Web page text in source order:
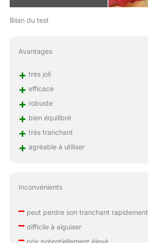
Bilan du test
Avantages
+ très joli
+ efficace
+ robuste
+ bien équilibré
+ très tranchant
+ agréable à utiliser
Inconvénients
–peut perdre son tranchant rapidement
–difficile à aiguiser
–prix potentiellement élevé